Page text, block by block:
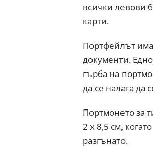
всички левови
карти.
Портфейлът
документи.
гърба на
да се налага да
Портмонето за
2 х 8,5 см,
разгънато.